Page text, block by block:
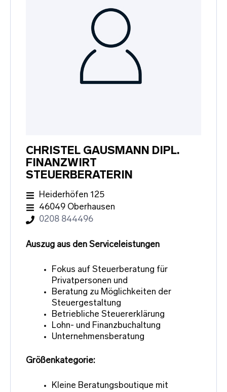
CHRISTEL GAUSMANN DIPL.
FINANZWIRT
STEUERBERATERIN
Heiderhöfen 125
46049 Oberhausen
0208 844496
Auszug aus den Serviceleistungen
Fokus auf Steuerberatung für
Privatpersonen und
Beratung zu Möglichkeiten der
Steuergestaltung
Betriebliche Steuererklärung
Lohn- und Finanzbuchaltung
Unternehmensberatung
Größenkategorie:
Kleine Beratungsboutique mit